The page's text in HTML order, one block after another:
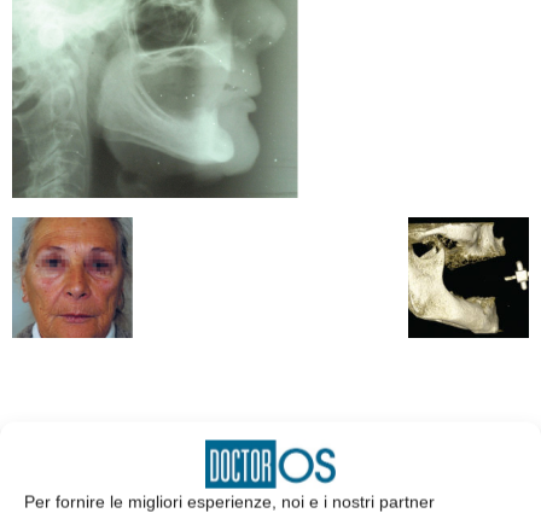
Per fornire le migliori esperienze, noi e i nostri partner